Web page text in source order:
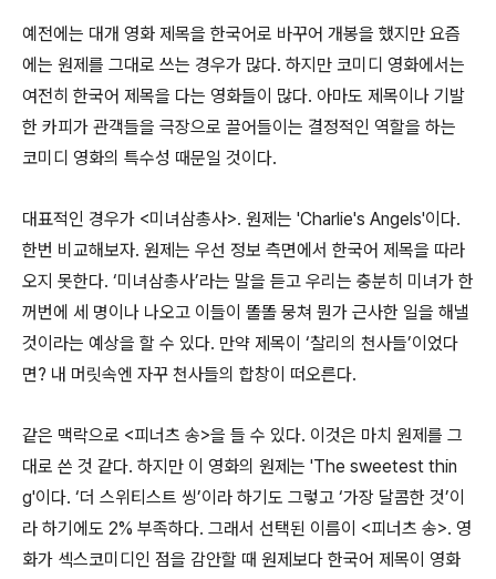
예전에는 대개 영화 제목을 한국어로 바꾸어 개봉을 했지만 요즘
에는 원제를 그대로 쓰는 경우가 많다. 하지만 코미디 영화에서는
여전히 한국어 제목을 다는 영화들이 많다. 아마도 제목이나 기발
한 카피가 관객들을 극장으로 끌어들이는 결정적인 역할을 하는
코미디 영화의 특수성 때문일 것이다.
대표적인 경우가 <미녀삼총사>. 원제는 'Charlie's Angels'이다.
한번 비교해보자. 원제는 우선 정보 측면에서 한국어 제목을 따라
오지 못한다. ‘미녀삼총사’라는 말을 듣고 우리는 충분히 미녀가 한
꺼번에 세 명이나 나오고 이들이 똘똘 뭉쳐 뭔가 근사한 일을 해낼
것이라는 예상을 할 수 있다. 만약 제목이 ‘찰리의 천사들’이었다
면? 내 머릿속엔 자꾸 천사들의 합창이 떠오른다.
같은 맥락으로 <피너츠 송>을 들 수 있다. 이것은 마치 원제를 그
대로 쓴 것 같다. 하지만 이 영화의 원제는 'The sweetest thin
g'이다. ‘더 스위티스트 씽’이라 하기도 그렇고 ‘가장 달콤한 것’이
라 하기에도 2% 부족하다. 그래서 선택된 이름이 <피너츠 송>. 영
화가 섹스코미디인 점을 감안할 때 원제보다 한국어 제목이 영화